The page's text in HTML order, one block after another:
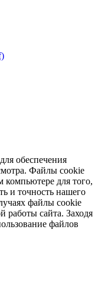
обеспечения
Файлы cookie
для того,
и точность нашего
файлы cookie
работы сайта. Заходя
файлов